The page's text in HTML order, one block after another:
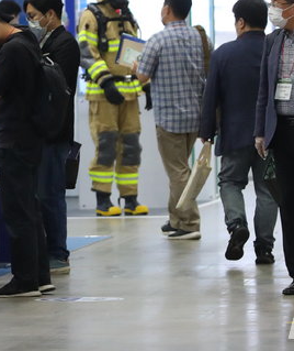
발
명은 중
서 두차
일 후